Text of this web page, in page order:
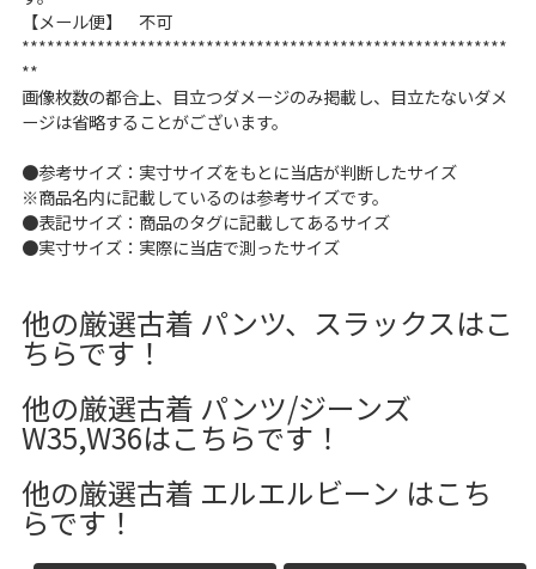
【メール便】 不可
**********************************************************
**
画像枚数の都合上、目立つダメージのみ掲載し、目立たないダメ
ージは省略することがございます。
●参考サイズ：実寸サイズをもとに当店が判断したサイズ
※商品名内に記載しているのは参考サイズです。
●表記サイズ：商品のタグに記載してあるサイズ
●実寸サイズ：実際に当店で測ったサイズ
他の厳選古着 パンツ、スラックスはこ
ちらです！
他の厳選古着 パンツ/ジーンズ
W35,W36はこちらです！
他の厳選古着 エルエルビーン はこち
らです！